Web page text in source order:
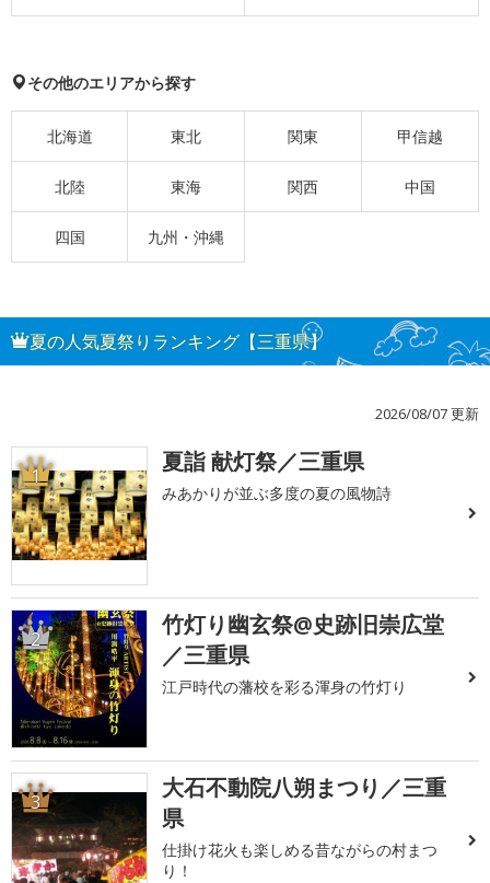
その他のエリアから探す
北海道 東北 関東 甲信越
北陸 東海 関西 中国
四国 九州・沖縄
夏の人気夏祭りランキング【三重県】
2026/08/07 更新
1 夏詣 献灯祭／三重県
みあかりが並ぶ多度の夏の風物詩
2
竹灯り幽玄祭@史跡旧崇広堂
／三重県
江戸時代の藩校を彩る渾身の竹灯り
3
大石不動院八朔まつり／三重
県
仕掛け花火も楽しめる昔ながらの村まつ
り！